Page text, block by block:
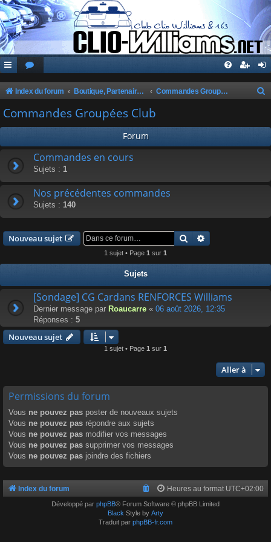
Index du forum Boutique, Partenaires, Petites Annonces, Commandes Groupées Commandes Groupées Club
e
Commandes Groupées Club
Forum
Commandes en cours
Sujets : 1
Nos précédentes commandes
Sujets : 140
Nouveau sujet Rechercher
1 sujet • Page 1 sur 1
Sujets
[Sondage] CG Cardans RENFORCES Williams
Dernier message par Roaucarre « 06 août 2026, 12:35
Réponses : 5
Nouveau sujet
1 sujet • Page 1 sur 1
Aller à
Permissions du forum
Vous ne pouvez pas poster de nouveaux sujets
Vous ne pouvez pas répondre aux sujets
Vous ne pouvez pas modifier vos messages
Vous ne pouvez pas supprimer vos messages
Vous ne pouvez pas joindre des fichiers
Index du forum Heures au format UTC+02:00
Développé par phpBB® Forum Software © phpBB Limited
Black Style by Arty
Traduit par phpBB-fr.com